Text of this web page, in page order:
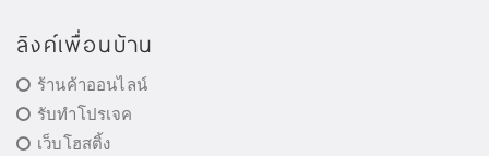
ลิงค์เพื่อนบ้าน
ร้านค้าออนไลน์
รับทำโปรเจค
เว็บโฮสติ้ง